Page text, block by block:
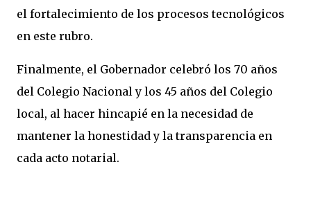
el fortalecimiento de los procesos tecnológicos
en este rubro.
Finalmente, el Gobernador celebró los 70 años
del Colegio Nacional y los 45 años del Colegio
local, al hacer hincapié en la necesidad de
mantener la honestidad y la transparencia en
cada acto notarial.